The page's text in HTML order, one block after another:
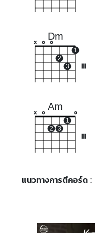
Dm
x o o
2
3
1
Am
x o
2 3
1
o
แนวทางการตีคอร์ด :